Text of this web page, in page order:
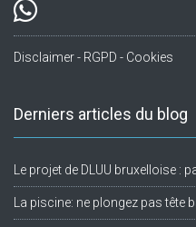
Disclaimer - RGPD - Cookies
Derniers articles du blog
Le projet de DLUU bruxelloise :
La piscine: ne plongez pas tête